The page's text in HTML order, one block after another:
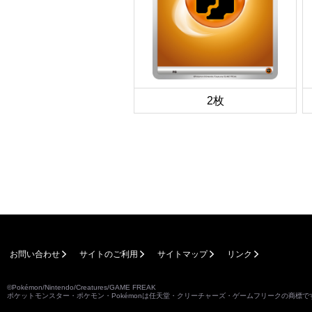
2枚
お問い合わせ サイトのご利用 サイトマップ リンク
©Pokémon/Nintendo/Creatures/GAME FREAK
ポケットモンスター・ポケモン・Pokémonは任天堂・クリーチャーズ・ゲームフリークの商標で